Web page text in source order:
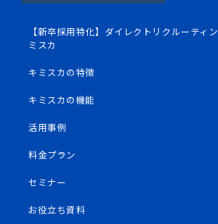
【新卒採用特化】ダイレクトリクルーティ
ミスカ
キミスカの特徴
キミスカの機能
活用事例
料金プラン
セミナー
お役立ち資料